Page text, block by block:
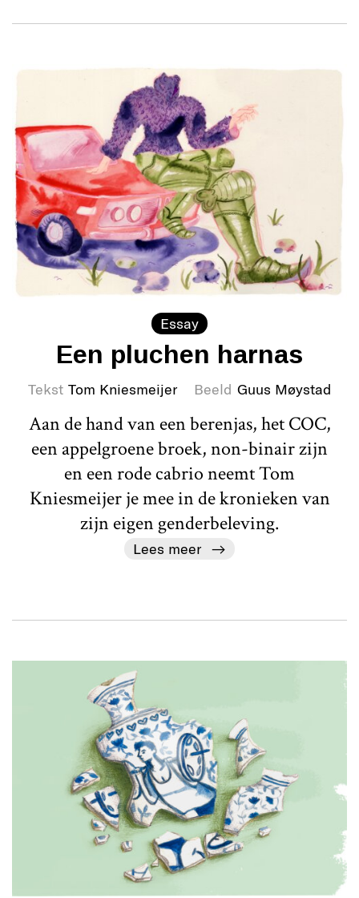
Essay
Een pluchen harnas
Tekst Tom Kniesmeijer Beeld Guus Møystad
Aan de hand van een berenjas, het COC,
een appelgroene broek, non-binair zijn
en een rode cabrio neemt Tom
Kniesmeijer je mee in de kronieken van
zijn eigen genderbeleving.
Lees meer